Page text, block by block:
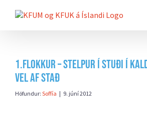
beint
1.flokkur – Stelpur í stuði í
vel af stað
Höfundur: Soffía | 9. júní 2012